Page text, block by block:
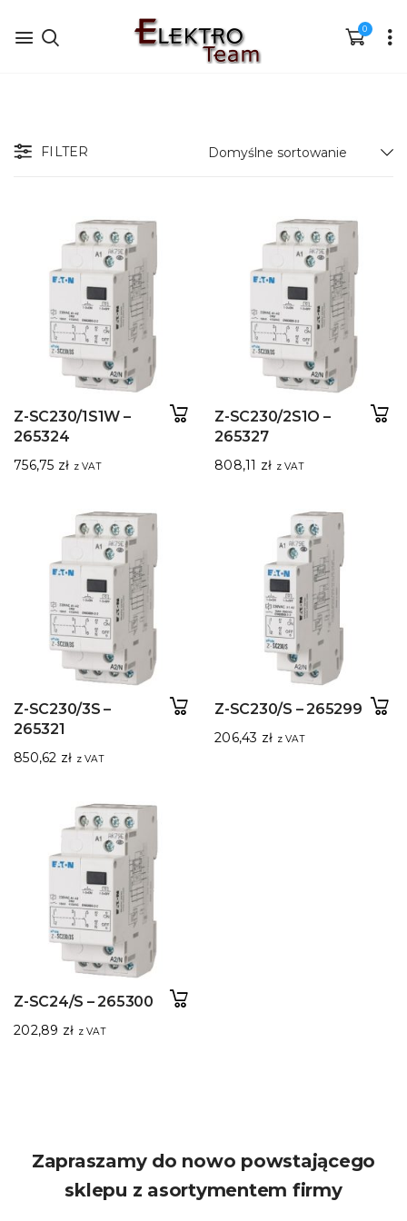
0
FILTER
Z-SC230/1S1W –
265324
756,75 zł z VAT
Z-SC230/2S1O –
265327
808,11 zł z VAT
Z-SC230/3S –
265321
850,62 zł z VAT
Z-SC230/S – 265299
206,43 zł z VAT
Z-SC24/S – 265300
202,89 zł z VAT
Zapraszamy do nowo powstającego
sklepu z asortymentem firmy